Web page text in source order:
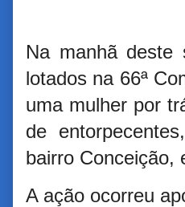
Na manhã deste
lotados na 66ª
uma mulher por
de
bairro Conceição,
A ação ocorreu